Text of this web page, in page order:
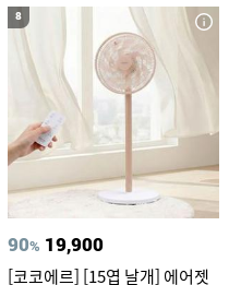
8
90% 19,900
[코코에르] [15엽 날개] 에어젯